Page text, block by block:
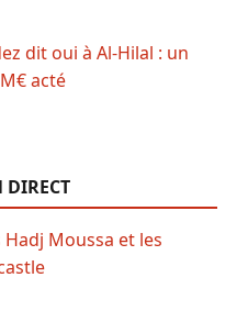
dit oui à Al-Hilal : un
acté
DIRECT
Moussa et les